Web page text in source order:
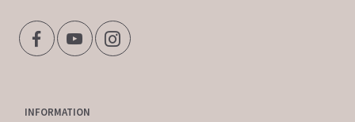
INFORMATION